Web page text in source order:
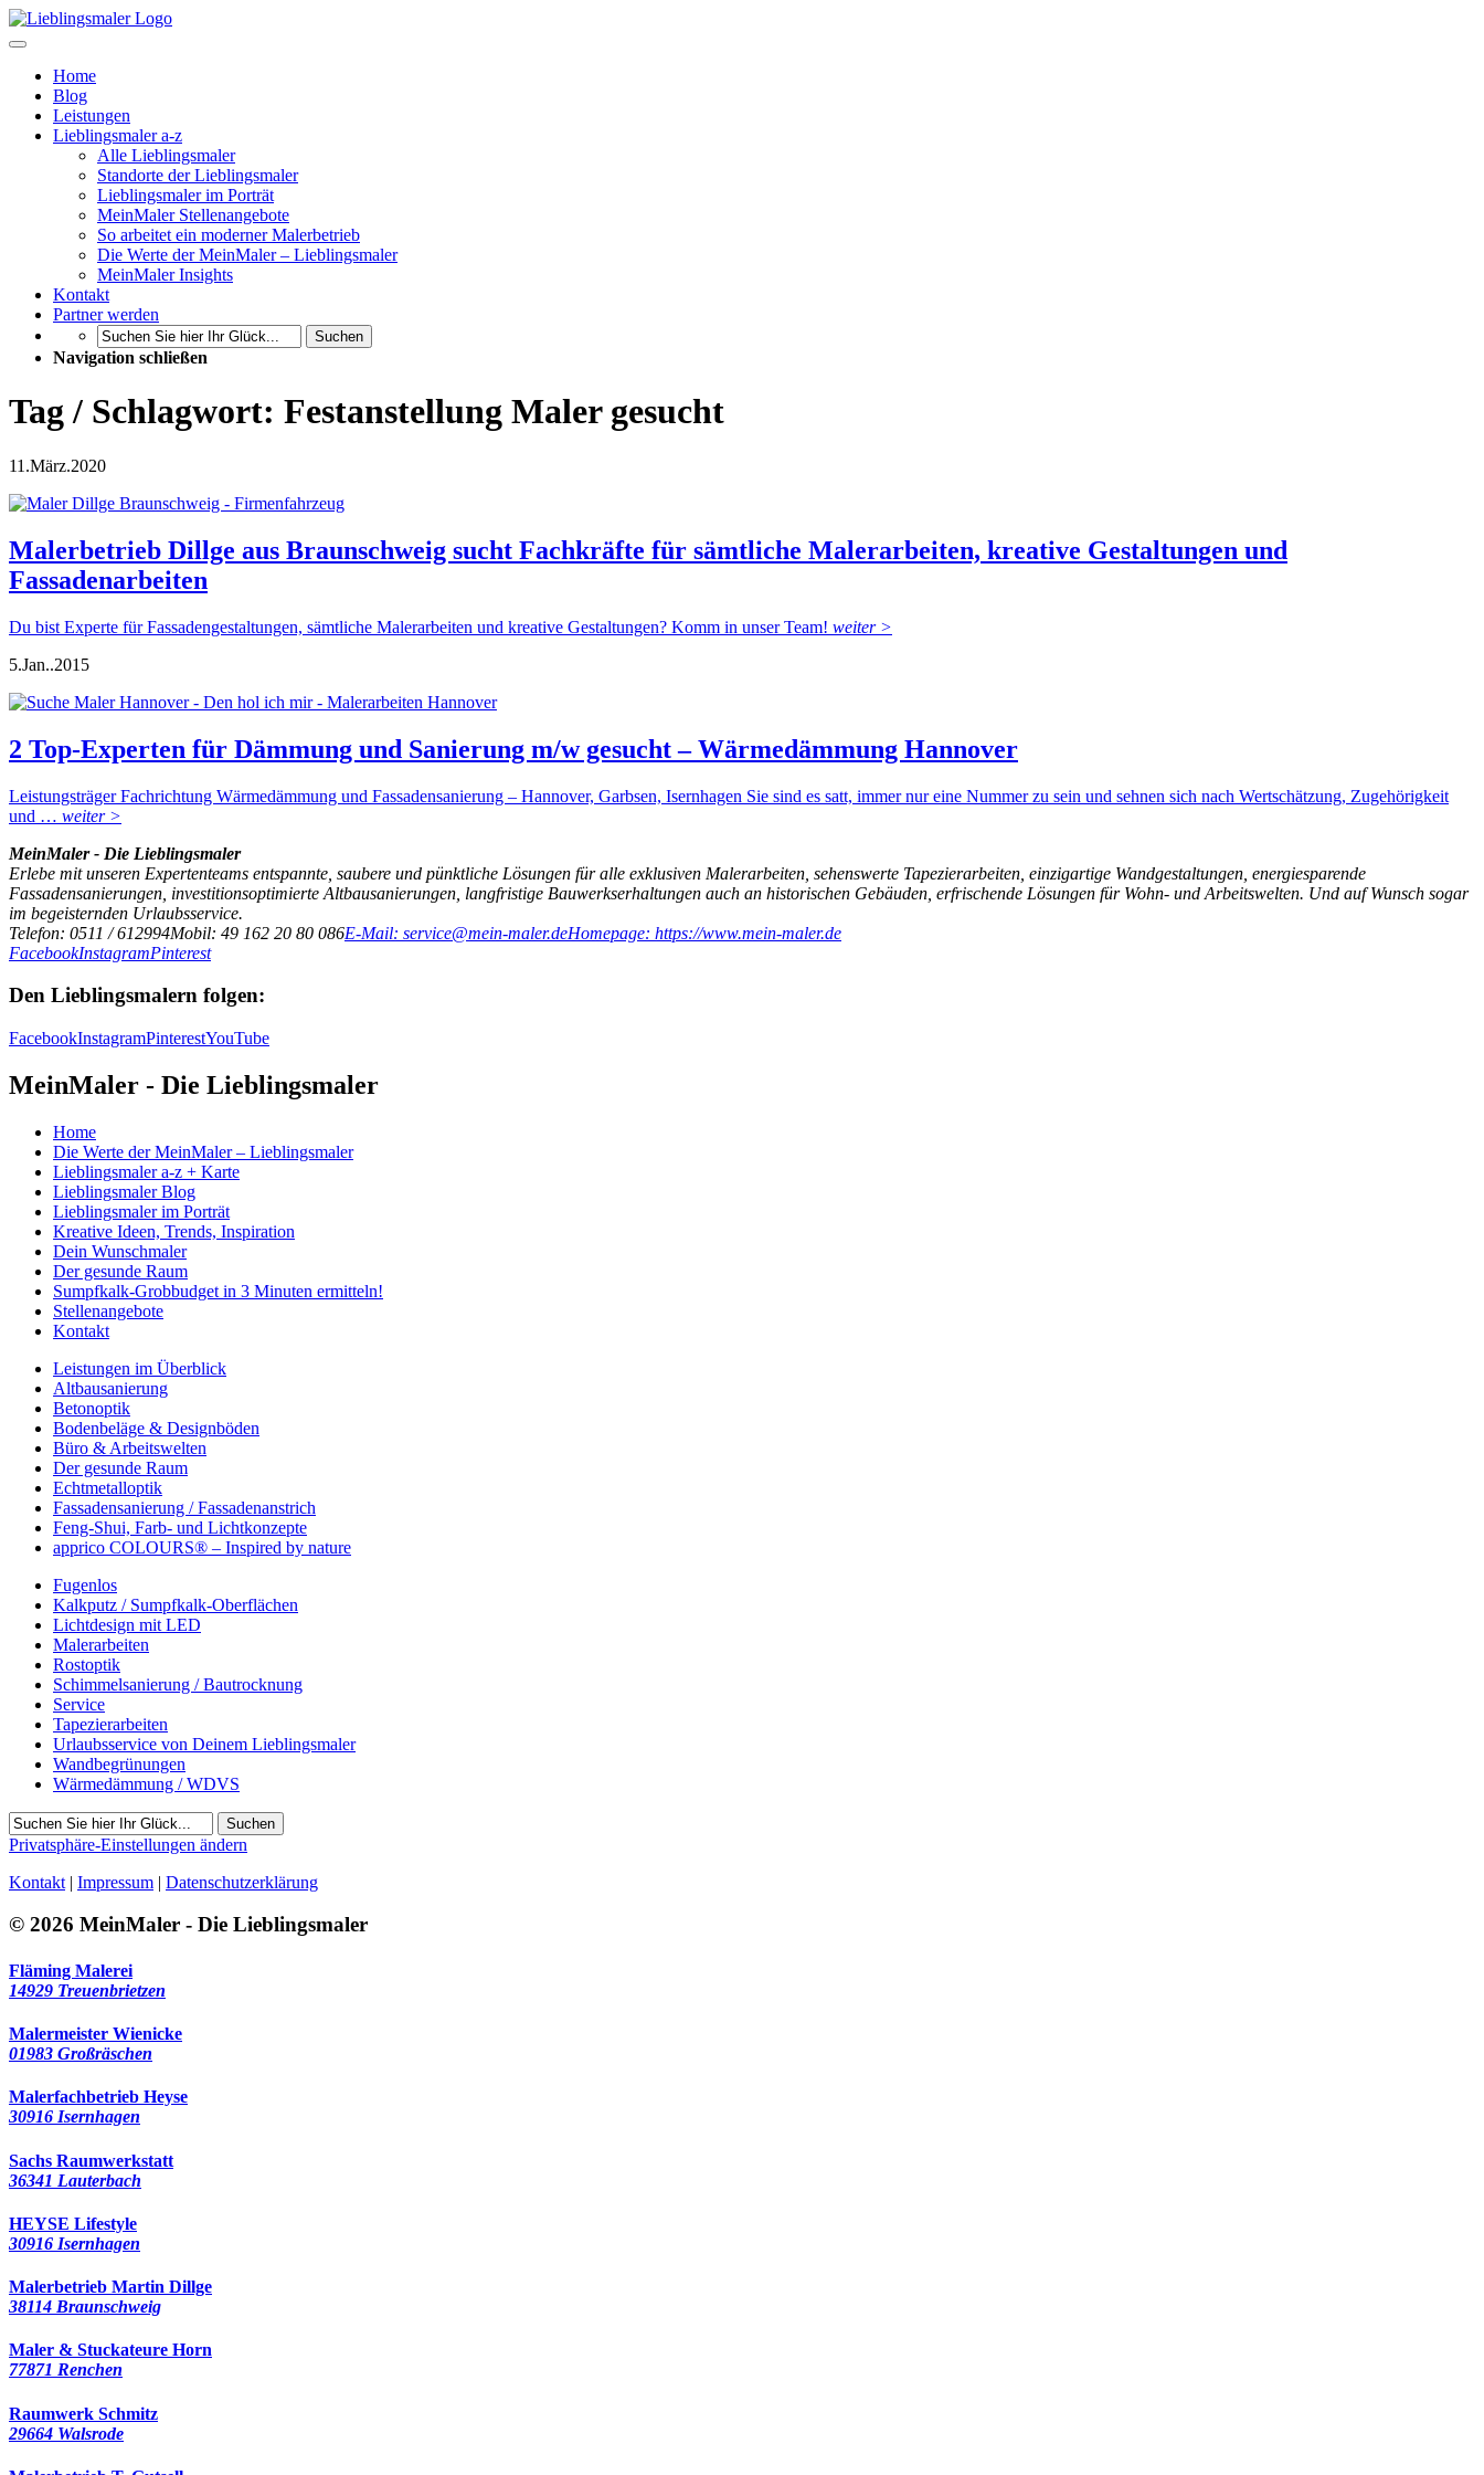
Home
Blog
Leistungen
Lieblingsmaler a-z
Alle Lieblingsmaler
Standorte der Lieblingsmaler
Lieblingsmaler im Porträt
MeinMaler Stellenangebote
So arbeitet ein moderner Malerbetrieb
Die Werte der MeinMaler – Lieblingsmaler
MeinMaler Insights
Kontakt
Partner werden
Suchen
Navigation schließen
Tag / Schlagwort: Festanstellung Maler gesucht
11.März.2020
Malerbetrieb Dillge aus Braunschweig sucht Fachkräfte für sämtliche Malerarbeiten, kreative Gestaltungen und
Fassadenarbeiten
Du bist Experte für Fassadengestaltungen, sämtliche Malerarbeiten und kreative Gestaltungen? Komm in unser Team! weiter >
5.Jan..2015
2 Top-Experten für Dämmung und Sanierung m/w gesucht – Wärmedämmung Hannover
Leistungsträger Fachrichtung Wärmedämmung und Fassadensanierung – Hannover, Garbsen, Isernhagen Sie sind es satt, immer nur eine Nummer zu sein und sehnen sich nach Wertschätzung, Zugehörigkeit
und … weiter >
MeinMaler - Die Lieblingsmaler
Erlebe mit unseren Expertenteams entspannte, saubere und pünktliche Lösungen für alle exklusiven Malerarbeiten, sehenswerte Tapezierarbeiten, einzigartige Wandgestaltungen, energiesparende
Fassadensanierungen, investitionsoptimierte Altbausanierungen, langfristige Bauwerkserhaltungen auch an historischen Gebäuden, erfrischende Lösungen für Wohn- und Arbeitswelten. Und auf Wunsch sogar
im begeisternden Urlaubsservice.
Telefon: 0511 / 612994Mobil: 49 162 20 80 086E-Mail: service@mein-maler.deHomepage: https://www.mein-maler.de
FacebookInstagramPinterest
Den Lieblingsmalern folgen:
FacebookInstagramPinterestYouTube
MeinMaler - Die Lieblingsmaler
Home
Die Werte der MeinMaler – Lieblingsmaler
Lieblingsmaler a-z + Karte
Lieblingsmaler Blog
Lieblingsmaler im Porträt
Kreative Ideen, Trends, Inspiration
Dein Wunschmaler
Der gesunde Raum
Sumpfkalk-Grobbudget in 3 Minuten ermitteln!
Stellenangebote
Kontakt
Leistungen im Überblick
Altbausanierung
Betonoptik
Bodenbeläge & Designböden
Büro & Arbeitswelten
Der gesunde Raum
Echtmetalloptik
Fassadensanierung / Fassadenanstrich
Feng-Shui, Farb- und Lichtkonzepte
apprico COLOURS® – Inspired by nature
Fugenlos
Kalkputz / Sumpfkalk-Oberflächen
Lichtdesign mit LED
Malerarbeiten
Rostoptik
Schimmelsanierung / Bautrocknung
Service
Tapezierarbeiten
Urlaubsservice von Deinem Lieblingsmaler
Wandbegrünungen
Wärmedämmung / WDVS
Suchen
Privatsphäre-Einstellungen ändern
Kontakt | Impressum | Datenschutzerklärung
© 2026 MeinMaler - Die Lieblingsmaler
Fläming Malerei
14929 Treuenbrietzen
Malermeister Wienicke
01983 Großräschen
Malerfachbetrieb Heyse
30916 Isernhagen
Sachs Raumwerkstatt
36341 Lauterbach
HEYSE Lifestyle
30916 Isernhagen
Malerbetrieb Martin Dillge
38114 Braunschweig
Maler & Stuckateure Horn
77871 Renchen
Raumwerk Schmitz
29664 Walsrode